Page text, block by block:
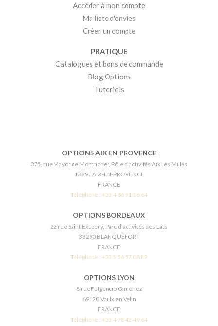
Accéder à mon compte
Ma liste d'envies
Créer un compte
PRATIQUE
Catalogues et bons de commande
Blog Options
Tutoriels
OPTIONS AIX EN PROVENCE
375, rue Mayor de Montricher, Pôle d'activités Aix Les Milles
13290 AIX-EN-PROVENCE
FRANCE
Téléphone : +33 4 86 91 16 64
OPTIONS BORDEAUX
22 rue Saint Exupery, Parc d'activités des Lacs
33290 BLANQUEFORT
FRANCE
Téléphone : +33 5 56 57 08 89
OPTIONS LYON
8 rue Fulgencio Gimenez
69120 Vaulx en Velin
FRANCE
Téléphone : +33 4 78 42 49 64